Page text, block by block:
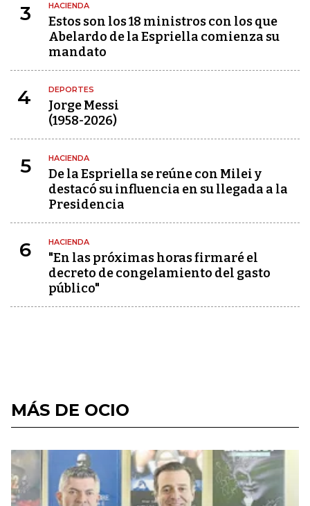
3 HACIENDA
Estos son los 18 ministros con los que
Abelardo de la Espriella comienza su
mandato
4 DEPORTES
Jorge Messi
(1958-2026)
5 HACIENDA
De la Espriella se reúne con Milei y
destacó su influencia en su llegada a la
Presidencia
6 HACIENDA
"En las próximas horas firmaré el
decreto de congelamiento del gasto
público"
MÁS DE OCIO